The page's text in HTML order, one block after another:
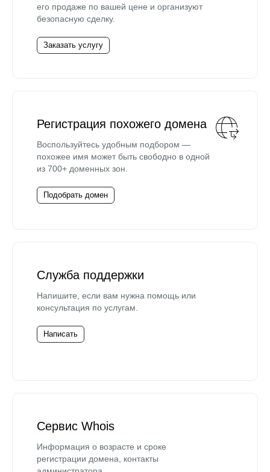
его продаже по вашей цене и организуют
безопасную сделку.
Заказать услугу
Регистрация похожего домена
Воспользуйтесь удобным подбором —
похожее имя может быть свободно в одной
из 700+ доменных зон.
Подобрать домен
Служба поддержки
Напишите, если вам нужна помощь или
консультация по услугам.
Написать
Сервис Whois
Информация о возрасте и сроке
регистрации домена, контакты